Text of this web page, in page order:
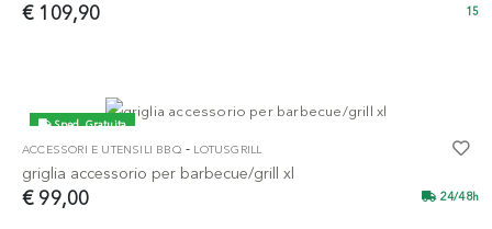
€ 109,90 15
Sped. Gratuita
ACCESSORI E UTENSILI BBQ- LOTUSGRILL
griglia accessorio per barbecue/grill xl
€ 99,00 24/48h